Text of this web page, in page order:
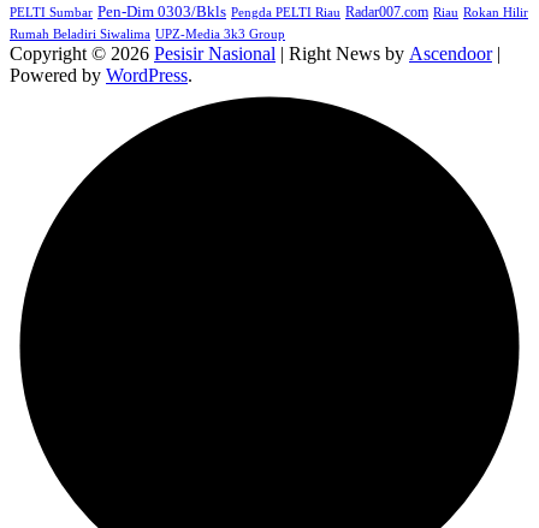
PELTI Sumbar Pen-Dim 0303/Bkls Pengda PELTI Riau Radar007.com Riau Rokan Hilir
Rumah Beladiri Siwalima UPZ-Media 3k3 Group
Copyright © 2026 Pesisir Nasional | Right News by Ascendoor|
Powered by WordPress.